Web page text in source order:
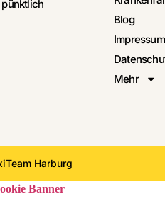
Blog
Impressum
Mehr
Harburg
Banner